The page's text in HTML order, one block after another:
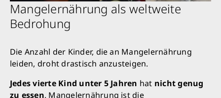
Mangelernährung als weltweite
Bedrohung
Die Anzahl der Kinder, die an Mangelernährung
leiden, droht drastisch anzusteigen.
Jedes vierte Kind unter 5 Jahren hat nicht genug
zu essen. Mangelernährung ist die